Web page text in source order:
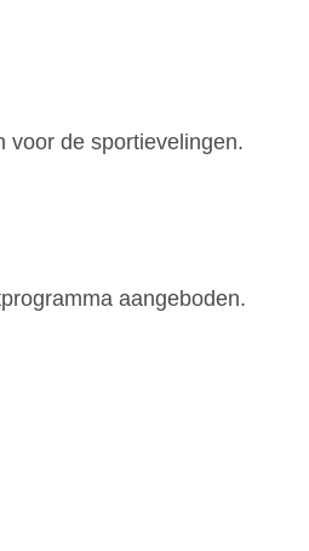
voor de sportievelingen.
aangeboden.